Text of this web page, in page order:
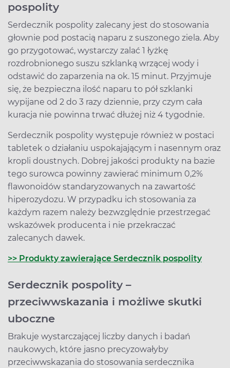
pospolity
Serdecznik pospolity zalecany jest do stosowania
głownie pod postacią naparu z suszonego ziela. Aby
go przygotować, wystarczy zalać 1 łyżkę
rozdrobnionego suszu szklanką wrzącej wody i
odstawić do zaparzenia na ok. 15 minut. Przyjmuje
się, że bezpieczna ilość naparu to pół szklanki
wypijane od 2 do 3 razy dziennie, przy czym cała
kuracja nie powinna trwać dłużej niż 4 tygodnie.
Serdecznik pospolity występuje również w postaci
tabletek o działaniu uspokajającym i nasennym oraz
kropli doustnych. Dobrej jakości produkty na bazie
tego surowca powinny zawierać minimum 0,2%
flawonoidów standaryzowanych na zawartość
hiperozydozu. W przypadku ich stosowania za
każdym razem należy bezwzględnie przestrzegać
wskazówek producenta i nie przekraczać
zalecanych dawek.
>> Produkty zawierające Serdecznik pospolity
Serdecznik pospolity –
przeciwwskazania i możliwe skutki
uboczne
Brakuje wystarczającej liczby danych i badań
naukowych, które jasno precyzowałyby
przeciwwskazania do stosowania serdecznika